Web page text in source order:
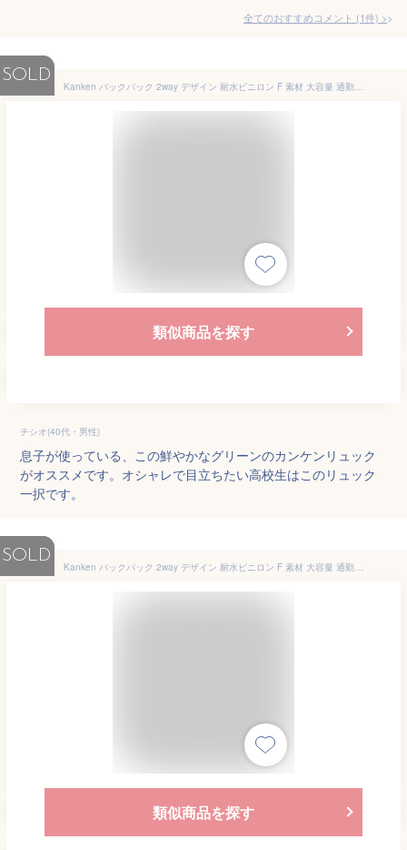
全てのおすすめコメント (1件) >
SOLD
Kanken バックパック 2way デザイン 耐水ビニロン F 素材 大容量 通勤・通学・ハイキング・旅行用 メンズ・レディース共用 サイズ 38cm×27cm×11cm ポケット 4 つ 並行輸入品 (グリーン 16L,大型)
類似商品を探す
チシオ(40代・男性)
息子が使っている、この鮮やかなグリーンのカンケンリュック
がオススメです。オシャレで目立ちたい高校生はこのリュック
一択です。
SOLD
Kanken バックパック 2way デザイン 耐水ビニロン F 素材 大容量 通勤・通学・ハイキング・旅行用 メンズ・レディース共用 サイズ 38cm×27cm×11cm ポケット 4 つ 並行輸入品 (黒と赤 16L,大型)
類似商品を探す